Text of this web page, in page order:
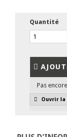
Quantité
Pas
Ouvrir